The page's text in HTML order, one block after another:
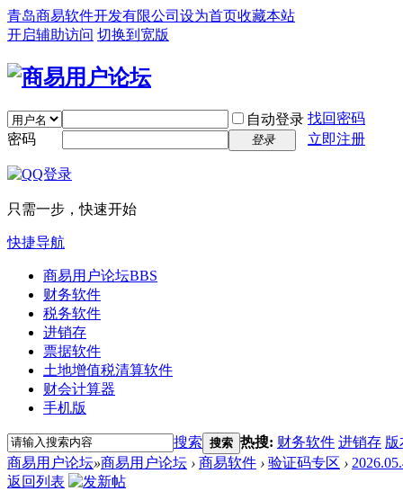
青岛商易软件开发有限公司 设为首页收藏本站
开启辅助访问 切换到宽版
自动登录 找回密码
密码
登录 立即注册
只需一步，快速开始
快捷导航
商易用户论坛BBS
财务软件
税务软件
进销存
票据软件
土地增值税清算软件
财会计算器
手机版
搜索 搜索 热搜: 财务软件 进销存 版
商易用户论坛»商易用户论坛 › 商易软件 › 验证码专区 ›
返回列表